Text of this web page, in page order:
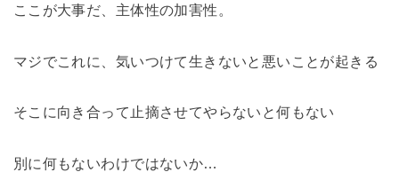
ここが大事だ、主体性の加害性。
マジでこれに、気いつけて生きないと悪いことが起きる
そこに向き合って止摘させてやらないと何もない
別に何もないわけではないか…